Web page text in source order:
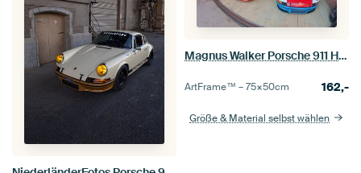
Magnus Walker Porsche 911 Hot Rods
ArtFrame™ –75×50cm 162,-
Größe & Material selbst wählen